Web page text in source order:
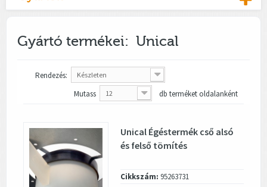
Gyártó termékei: Unical
Rendezés: Készleten
Mutass 12 db terméket oldalanként
Unical Égéstermék cső alsó
és felső tömítés
Cikkszám: 95263731